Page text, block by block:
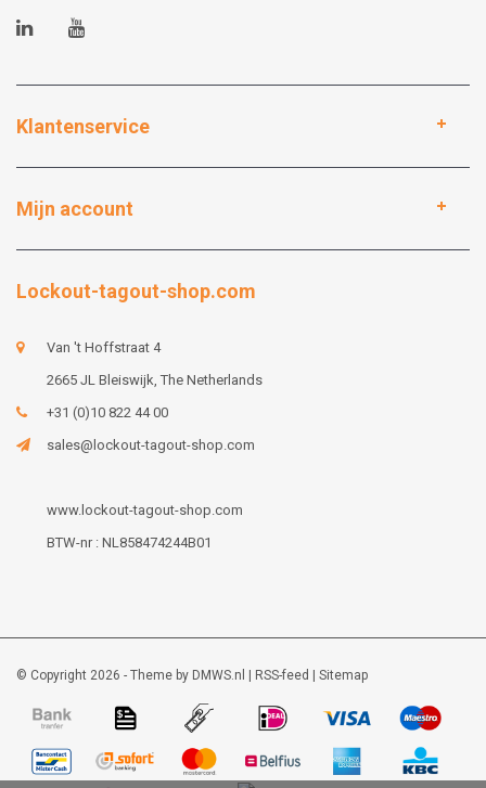
Klantenservice
Mijn account
Lockout-tagout-shop.com
Van 't Hoffstraat 4
2665 JL Bleiswijk, The Netherlands
+31 (0)10 822 44 00
sales@lockout-tagout-shop.com
www.lockout-tagout-shop.com
BTW-nr : NL858474244B01
© Copyright 2026 - Theme by DMWS.nl RSS-feed Sitemap